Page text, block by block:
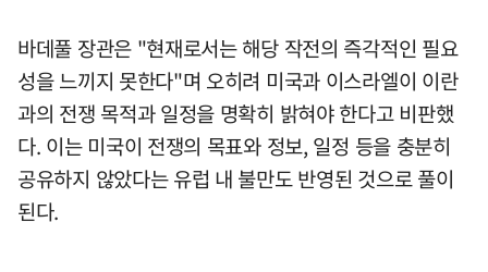
바데풀 장관은 "현재로서는 해당 작전의 즉각적인 필요
성을 느끼지 못한다"며 오히려 미국과 이스라엘이 이란
과의 전쟁 목적과 일정을 명확히 밝혀야 한다고 비판했
다. 이는 미국이 전쟁의 목표와 정보, 일정 등을 충분히
공유하지 않았다는 유럽 내 불만도 반영된 것으로 풀이
된다.